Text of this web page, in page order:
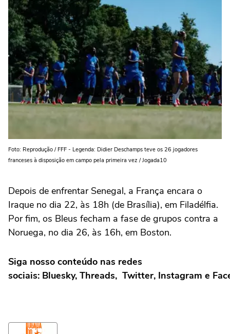
Foto: Reprodução / FFF - Legenda: Didier Deschamps teve os 26 jogadores
franceses à disposição em campo pela primeira vez / Jogada10
Depois de enfrentar Senegal, a França encara o
Iraque no dia 22, às 18h (de Brasília), em Filadélfia.
Por fim, os Bleus fecham a fase de grupos contra a
Noruega, no dia 26, às 16h, em Boston.
Siga nosso conteúdo nas redes
sociais: Bluesky, Threads, Twitter, Instagram e